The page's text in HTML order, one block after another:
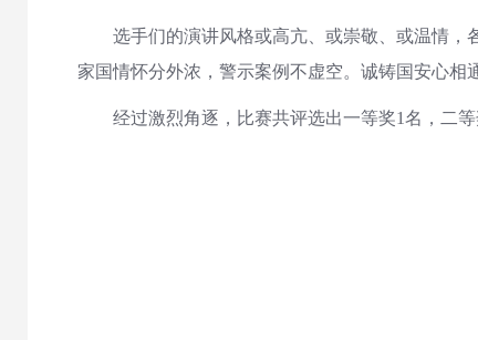
选手们的演讲风格或高亢、或崇敬、或温情，各
家国情怀分外浓，警示案例不虚空。诚铸国安心相
经过激烈角逐，比赛共评选出一等奖1名，二等